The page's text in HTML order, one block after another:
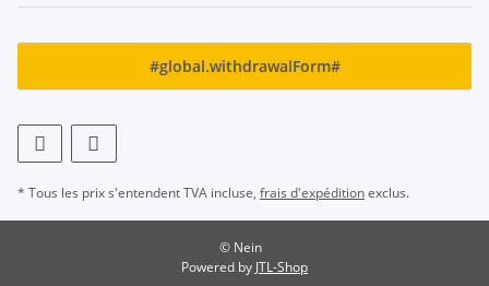
#global.withdrawalForm#
* Tous les prix s'entendent TVA incluse, frais d'expéditionexclus.
© Nein
Powered by JTL-Shop